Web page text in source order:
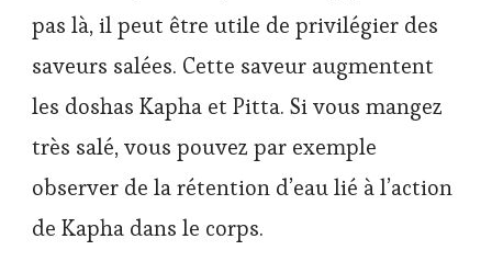
pas là, il peut être utile de privilégier des
saveurs salées. Cette saveur augmentent
les doshas Kapha et Pitta. Si vous mangez
très salé, vous pouvez par exemple
observer de la rétention d’eau lié à l’action
de Kapha dans le corps.